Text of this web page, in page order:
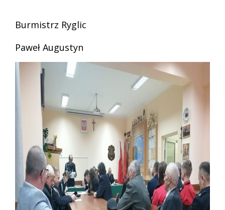
Burmistrz Ryglic
Paweł Augustyn